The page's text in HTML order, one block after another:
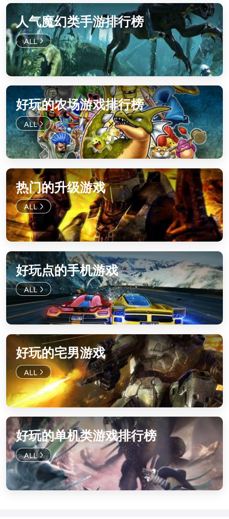
人气魔幻类手游排行榜
好玩的农场游戏排行榜
热门的升级游戏
好玩点的手机游戏
好玩的宅男游戏
好玩的单机类游戏排行榜